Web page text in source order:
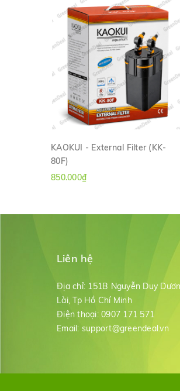
KAOKUI - External Filter (KK-
80F)
850.000₫
Liên hệ
Địa chỉ: 151B Nguyễn Duy
Lài, Tp Hồ Chí Minh
Điện thoại: 0907 171 571
Email: support@greendeal.vn